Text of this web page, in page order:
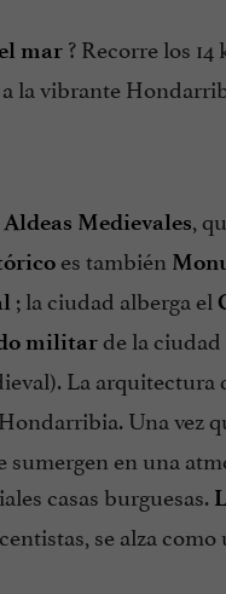
mar ? Recorre los 14
la vibrante
Medievales,
es también
; la ciudad alberga el
militarde la
La arquitectura
Una vez
en una
casas burguesas.
se alza